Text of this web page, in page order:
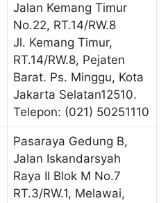
Jalan Kemang Timur
No.22, RT.14/RW.8
Jl. Kemang Timur,
RT.14/RW.8, Pejaten
Barat. Ps. Minggu, Kota
Jakarta Selatan12510.
Telepon: (021) 50251110
Pasaraya Gedung B,
Jalan Iskandarsyah
Raya II Blok M No.7
RT.3/RW.1, Melawai,